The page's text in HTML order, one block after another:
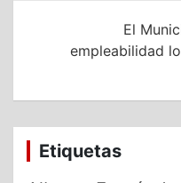
El
empleabilidad
Etiquetas